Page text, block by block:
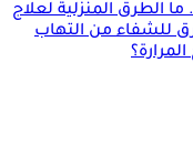
الطرق المنزلية لعلاج
للشفاء من التهاب